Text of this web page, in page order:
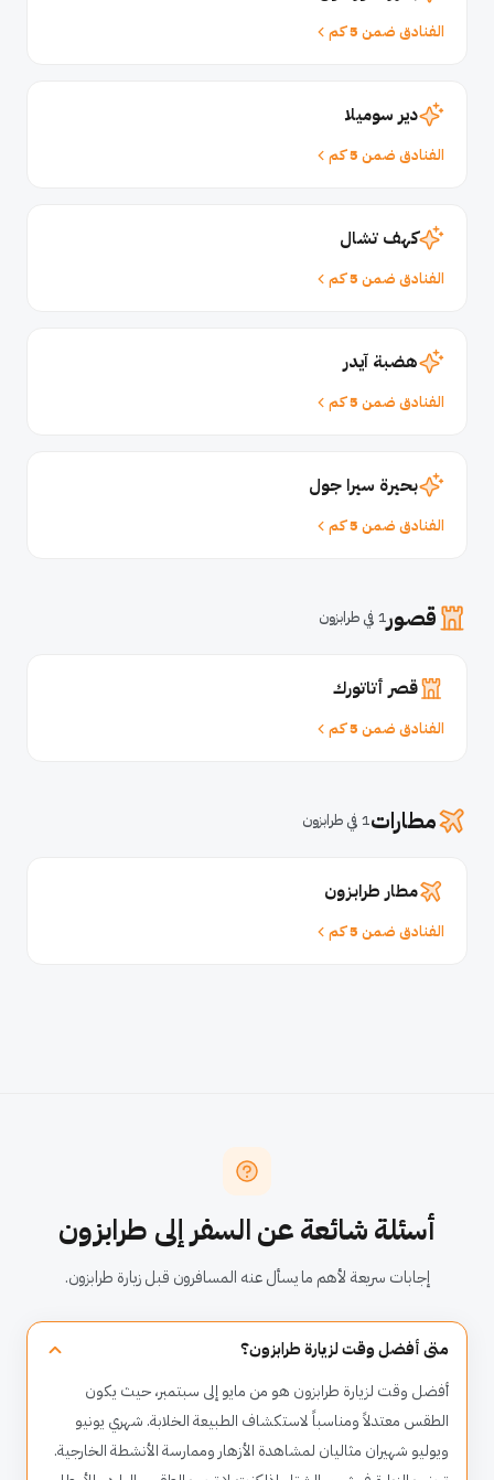
الفنادق ضمن 5 كم
دير سوميلا
الفنادق ضمن 5 كم
كهف تشال
الفنادق ضمن 5 كم
هضبة آيدر
الفنادق ضمن 5 كم
بحيرة سيرا جول
الفنادق ضمن 5 كم
قصور1 في طرابزون
قصر أتاتورك
الفنادق ضمن 5 كم
مطارات1 في طرابزون
مطار طرابزون
الفنادق ضمن 5 كم
أسئلة شائعة عن السفر إلى طرابزون
إجابات سريعة لأهم ما يسأل عنه المسافرون قبل زيارة طرابزون.
متى أفضل وقت لزيارة طرابزون؟
أفضل وقت لزيارة طرابزون هو من مايو إلى سبتمبر، حيث يكون
الطقس معتدلاً ومناسباً لاستكشاف الطبيعة الخلابة. شهري يونيو
ويوليو شهيران مثاليان لمشاهدة الأزهار وممارسة الأنشطة الخارجية.